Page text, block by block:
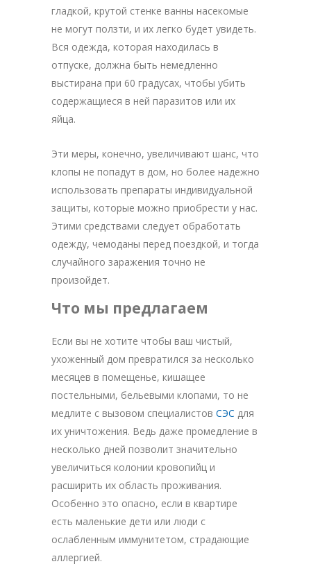
гладкой, крутой стенке ванны насекомые
не могут ползти, и их легко будет увидеть.
Вся одежда, которая находилась в
отпуске, должна быть немедленно
выстирана при 60 градусах, чтобы убить
содержащиеся в ней паразитов или их
яйца.
Эти меры, конечно, увеличивают шанс, что
клопы не попадут в дом, но более надежно
использовать препараты индивидуальной
защиты, которые можно приобрести у нас.
Этими средствами следует обработать
одежду, чемоданы перед поездкой, и тогда
случайного заражения точно не
произойдет.
Что мы предлагаем
Если вы не хотите чтобы ваш чистый,
ухоженный дом превратился за несколько
месяцев в помещенье, кишащее
постельными, бельевыми клопами, то не
медлите с вызовом специалистов СЭС для
их уничтожения. Ведь даже промедление в
несколько дней позволит значительно
увеличиться колонии кровопийц и
расширить их область проживания.
Особенно это опасно, если в квартире
есть маленькие дети или люди с
ослабленным иммунитетом, страдающие
аллергией.